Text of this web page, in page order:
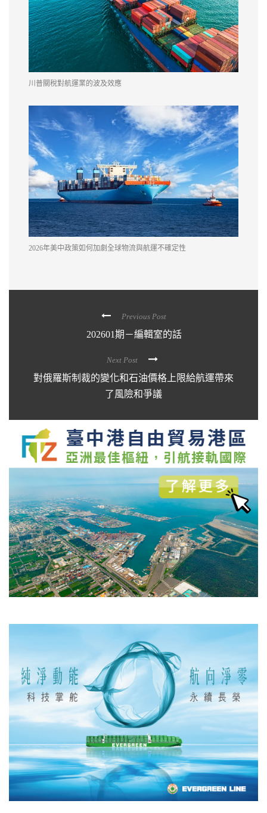
Previous Post
202601期－編輯室的話
Next Post
對俄羅斯制裁的變化和石油價格上限給航運帶來
了風險和爭議
川普關稅對航運業的波及效應
2026年美中政策如何加劇全球物流與航運不確定性